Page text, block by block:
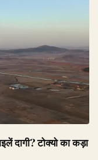
दागी? टोक्यो का कड़ा